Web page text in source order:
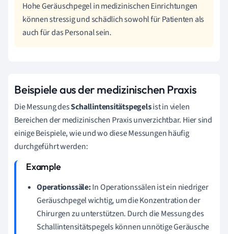
Hohe Geräuschpegel in medizinischen Einrichtungen
können stressig und schädlich sowohl für Patienten als
auch für das Personal sein.
Beispiele aus der medizinischen Praxis
Die Messung desSchallintensitätspegelsist in vielen
Bereichen der medizinischen Praxis unverzichtbar. Hier sind
einige Beispiele, wie und wo diese Messungen häufig
durchgeführt werden:
Operationssäle:In Operationssälen ist ein niedriger
Geräuschpegel wichtig, um die Konzentration der
Chirurgen zu unterstützen. Durch die Messung des
Schallintensitätspegels können unnötige Geräusche